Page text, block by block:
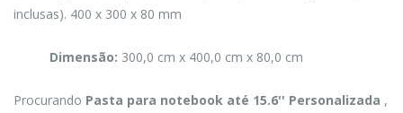
inclusas). 400 x 300 x 80 mm
Dimensão: 300,0 cm x 400,0 cm x 80,0 cm
Procurando Pasta para notebook até 15.6'' Personalizada ,